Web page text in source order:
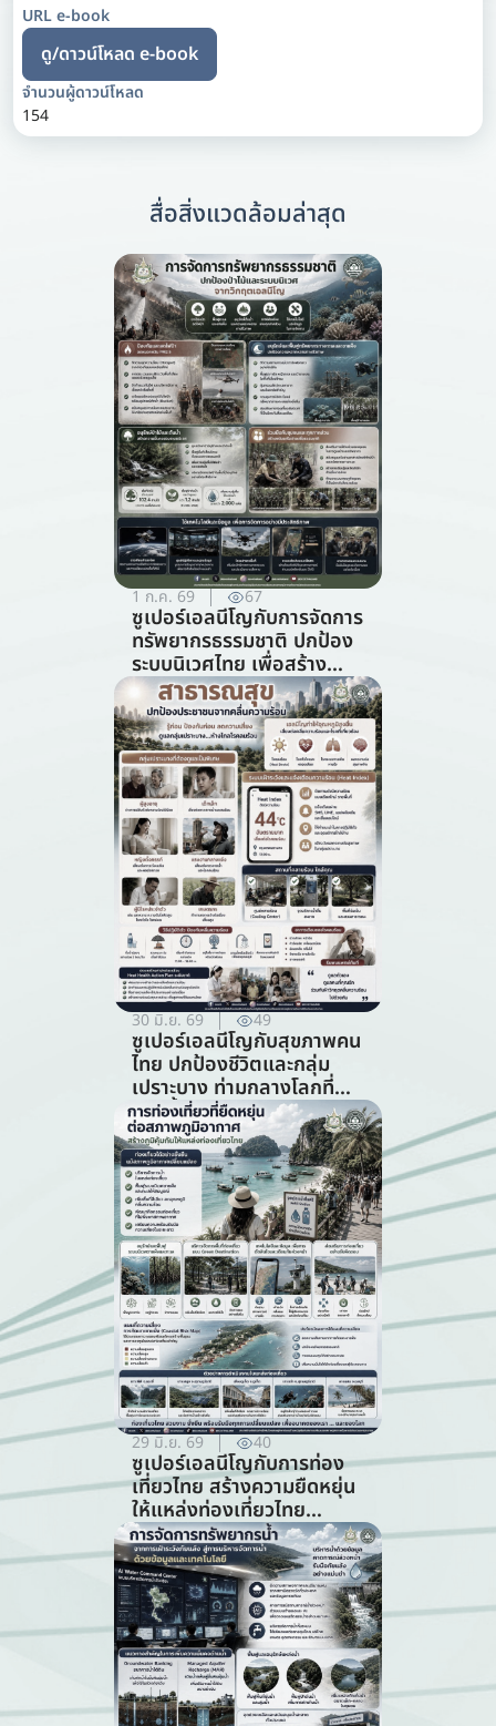
URL e-book
ดู/ดาวน์โหลด e-book
จำนวนผู้ดาวน์โหลด
154
สื่อสิ่งแวดล้อมล่าสุด
1 ก.ค. 69 67
ซูเปอร์เอลนีโญกับการจัดการ
ทรัพยากรธรรมชาติ ปกป้อง
ระบบนิเวศไทย เพื่อสร้าง
ภูมิคุ้มกันต่อวิกฤตภูมิอากาศ
(สาขาการจัดการ
ทรัพยากรธรรมชาติ)
30 มิ.ย. 69 49
ซูเปอร์เอลนีโญกับสุขภาพคน
ไทย ปกป้องชีวิตและกลุ่ม
เปราะบาง ท่ามกลางโลกที่
ร้อนขึ้น (สาขาสาธารณสุข)
29 มิ.ย. 69 40
ซูเปอร์เอลนีโญกับการท่อง
เที่ยวไทย สร้างความยืดหยุ่น
ให้แหล่งท่องเที่ยวไทย
ท่ามกลางความท้าทายจาก
สภาพภูมิอากาศ (สาขาการ
ท่องเที่ยว)